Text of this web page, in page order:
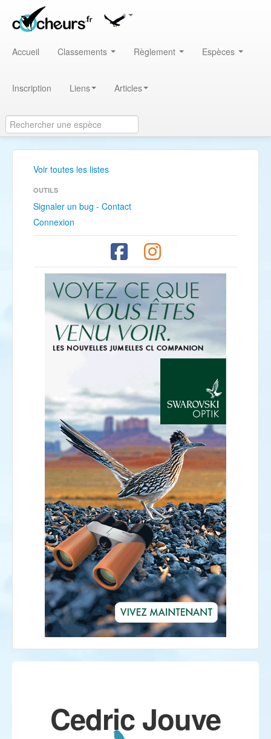
Accueil Classements Règlement Espèces
Inscription Liens Articles
Voir toutes les listes
OUTILS
Signaler un bug - Contact
Connexion
Cedric Jouve